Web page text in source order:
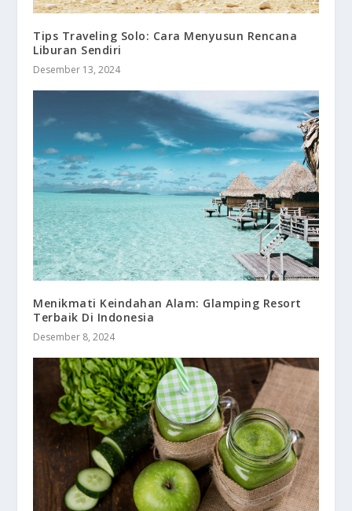
Tips Traveling Solo: Cara Menyusun Rencana
Liburan Sendiri
Desember 13, 2024
Menikmati Keindahan Alam: Glamping Resort
Terbaik Di Indonesia
Desember 8, 2024